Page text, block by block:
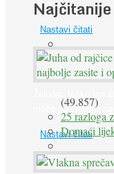
prirodne ...
Nastavi čitati
Želudac teško trpi
može ga se lako
Nastavi čitati
Najčitanije
(49.857)
25 razloga
Domaći